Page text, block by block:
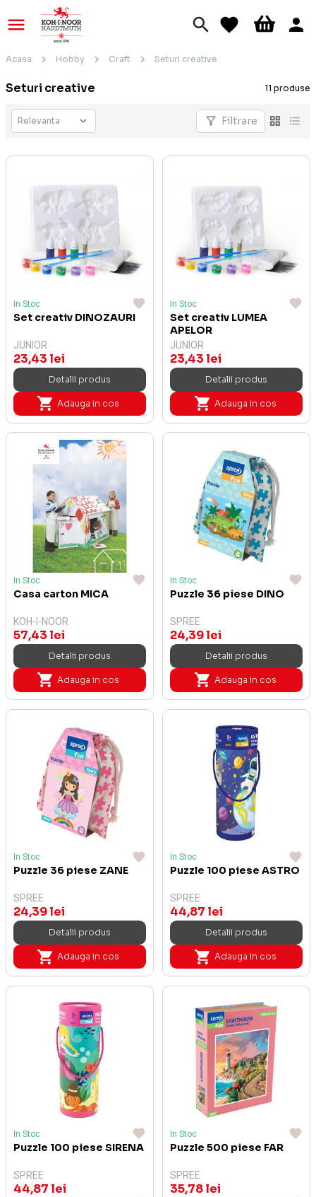
Acasa Hobby Craft Seturi creative
Seturi creative 11 produse
Filtrare
In Stoc
Set creativ DINOZAURI
JUNIOR
23,43 lei
Detalii produs
Adauga in cos
In Stoc
Set creativ LUMEA
APELOR
JUNIOR
23,43 lei
Detalii produs
Adauga in cos
In Stoc
Casa carton MICA
KOH-I-NOOR
57,43 lei
Detalii produs
Adauga in cos
In Stoc
Puzzle 36 piese DINO
SPREE
24,39 lei
Detalii produs
Adauga in cos
In Stoc
Puzzle 36 piese ZANE
SPREE
24,39 lei
Detalii produs
Adauga in cos
In Stoc
Puzzle 100 piese ASTRO
SPREE
44,87 lei
Detalii produs
Adauga in cos
In Stoc
Puzzle 100 piese SIRENA
SPREE
44,87 lei
In Stoc
Puzzle 500 piese FAR
SPREE
35,78 lei